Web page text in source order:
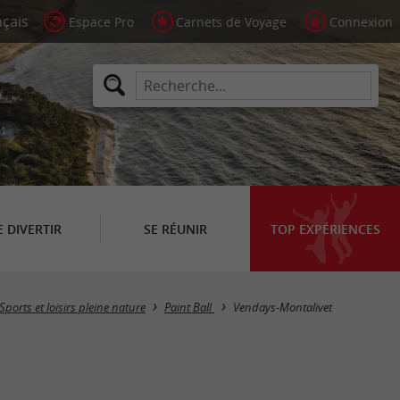
Espace Pro Carnets de Voyage Connexion
DIVERTIR SE RÉUNIR TOP EXPÉRIENCES
Masquer la carte
Sports et loisirs pleine nature Paint Ball Vendays-Montalivet